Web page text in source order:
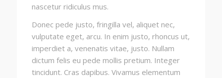
nascetur ridiculus mus.
Donec pede justo, fringilla vel, aliquet nec,
vulputate eget, arcu. In enim justo, rhoncus ut,
imperdiet a, venenatis vitae, justo. Nullam
dictum felis eu pede mollis pretium. Integer
tincidunt. Cras dapibus. Vivamus elementum